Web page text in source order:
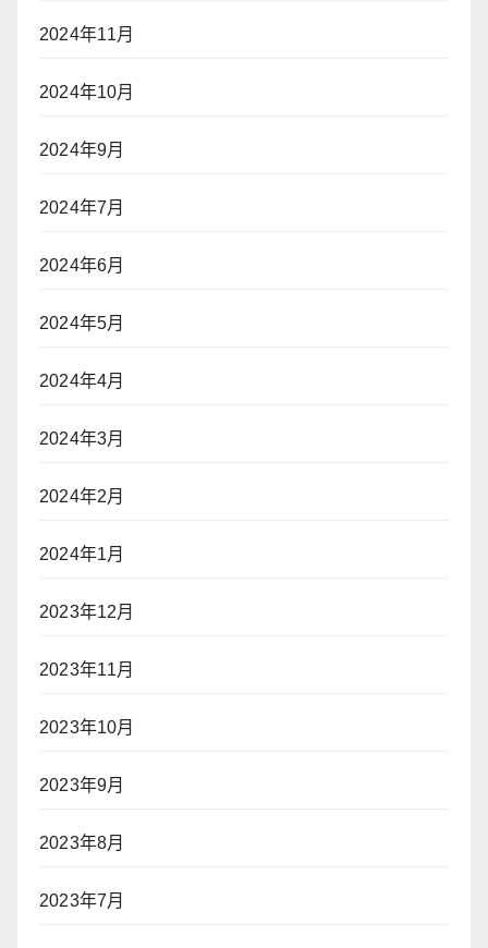
2024年11月
2024年10月
2024年9月
2024年7月
2024年6月
2024年5月
2024年4月
2024年3月
2024年2月
2024年1月
2023年12月
2023年11月
2023年10月
2023年9月
2023年8月
2023年7月